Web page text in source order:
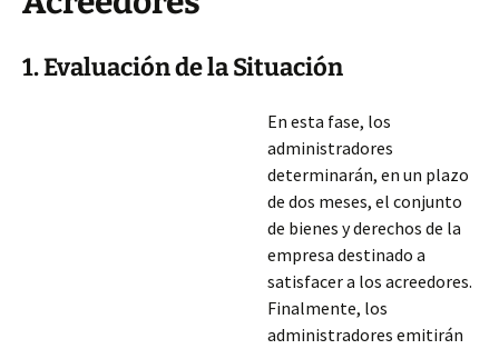
1. Evaluación de la Situación
En esta fase, los
administradores
determinarán, en un plazo
de dos meses, el conjunto
de bienes y derechos de la
empresa destinado a
satisfacer a los acreedores.
Finalmente, los
administradores emitirán